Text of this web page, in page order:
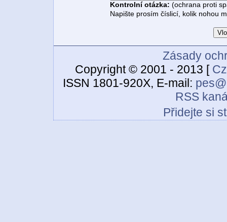
Kontrolní otázka: (ochrana proti
Napište prosím číslicí, kolik nohou
Zásady
Copyright © 2001 - 2013 [
ISSN 1801-920X, E-mail:
RSS
Přidejte si